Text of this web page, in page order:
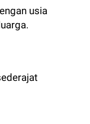
usia